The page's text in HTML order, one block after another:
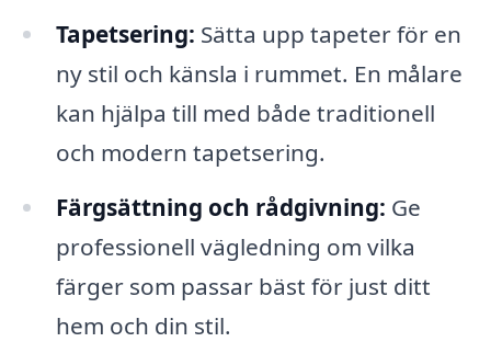
Tapetsering: Sätta upp tapeter för en
ny stil och känsla i rummet. En målare
kan hjälpa till med både traditionell
och modern tapetsering.
Färgsättning och rådgivning: Ge
professionell vägledning om vilka
färger som passar bäst för just ditt
hem och din stil.